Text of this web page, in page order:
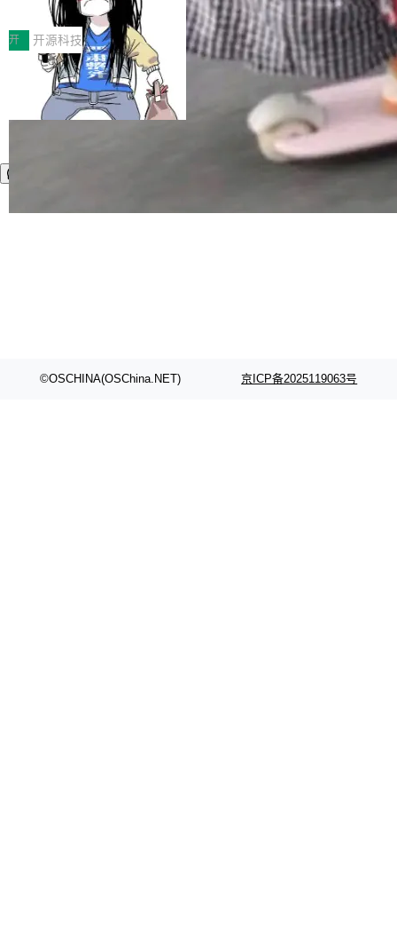
得住、用得稳、省得下、更安全！ 一、从现在开
始，Token使用一目...
q2Seq 和 DocAI 的共同发明人）以及 Oriol Vin
yals（Gemini 联合负责人，AlphaSta...
中文驱动的数字员工，自主理解需求、规划步
骤、编写代码。不挑模型、不挑平台，curl 一行
装完即用。 开源地址：Gitee · GitCode · GitHu
b 安装 支持 Java 8+（8~26）、macOS / Linu
x / Windows / Harmony PC。 # macOS / Linu
x / Harmony PC curl -fsSL https://solon.noea
价值潜能：华为云码道（CodeArts）
代码仓技术解析
一、代码仓深度理解技术的作用与价值 在软件工
程实践中，代码仓是企业核心知识资产的主要载
体。企业级代码仓库通常包含数十万乃至数百万
个文件，其规模远超单次模型调用可承载的上下
文窗口。随着项目规模的持续扩张与代码历史的
不断累积，代码仓中的模块关系、接口契约、业
务逻辑等关键信息往往分散于数十乃至数百个文
件之中，形成高度复杂的知识关联网络。传统的
开 开源科技
©OSCHINA(OSChina.NET) 京ICP备2025119063号